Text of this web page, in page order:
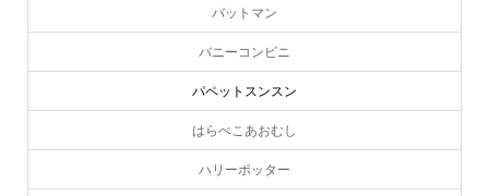
バットマン
バニーコンビニ
パペットスンスン
はらぺこあおむし
ハリーポッター